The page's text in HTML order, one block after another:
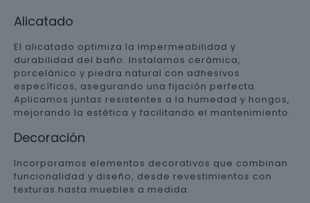
Alicatado
El alicatado optimiza la impermeabilidad y
durabilidad del baño. Instalamos cerámica,
porcelánico y piedra natural con adhesivos
específicos, asegurando una fijación perfecta.
Aplicamos juntas resistentes a la humedad y hongos,
mejorando la estética y facilitando el mantenimiento.
Decoración
Incorporamos elementos decorativos que combinan
funcionalidad y diseño, desde revestimientos con
texturas hasta muebles a medida.